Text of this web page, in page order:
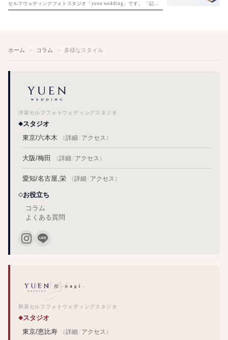
セルフウェディングフォトスタジオ「yuen wedding」です。 「記念
すべき夫婦1日目、何をしよう？」入籍日の決め方は「入籍日の決め
ホーム コラム 多様なスタイル
洋装セルフフォトウェディングスタジオ
スタジオ
東京/六本木
（詳細 / アクセス ）
大阪/梅田 （詳細 / アクセス ）
愛知/名古屋,栄 （詳細 / アクセス ）
お役立ち
コラム
よくある質問
和装セルフフォトウェディングスタジオ
スタジオ
東京/恵比寿
（詳細 / アクセス ）